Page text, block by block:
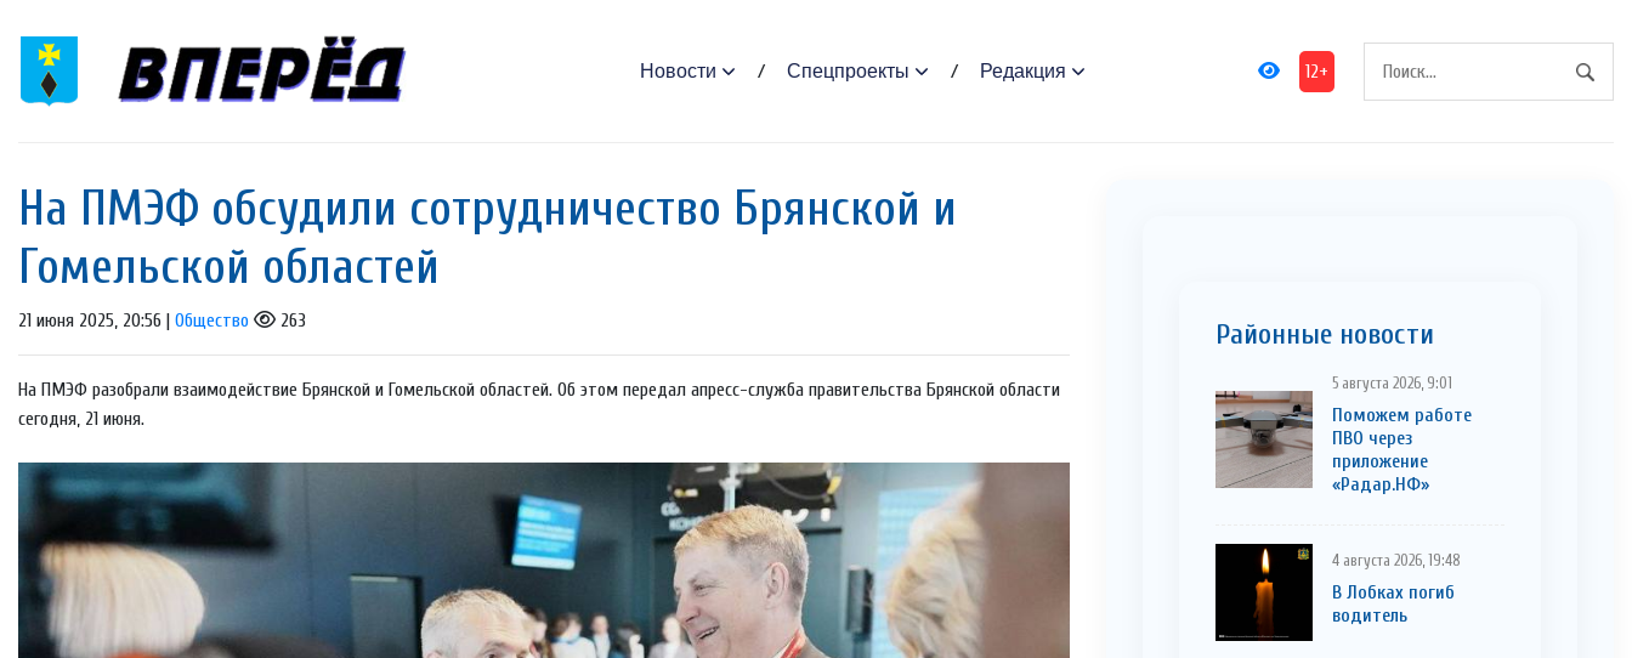
Новости Спецпроекты Редакция 12+
На ПМЭФ обсудили сотрудничество Брянской и
Гомельской областей
21 июня 2025, 20:56 | Общество 263
На ПМЭФ разобрали взаимодействие Брянской и Гомельской областей. Об этом передал апресс-служба правительства Брянской области
сегодня, 21 июня.
Районные новости
5 августа 2026, 9:01
Поможем работе
ПВО через
приложение
«Радар.НФ»
4 августа 2026, 19:48
В Лобках погиб
водитель